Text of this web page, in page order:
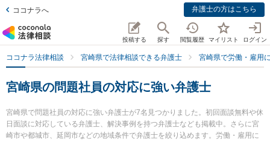
ココナラへ 弁護士の方はこちら
投稿する 探す 閲覧履歴 マイリスト ログイン
ココナラ法律相談 宮崎県で法律相談できる弁護士 宮崎県で労働・雇用
宮崎県の問題社員の対応に強い弁護士
宮崎県で問題社員の対応に強い弁護士が7名見つかりました。初回面談無料や休
日面談に対応している弁護士、解決事例を持つ弁護士なども掲載中。さらに宮
崎市や都城市、延岡市などの地域条件で弁護士を絞り込めます。労働・雇用に